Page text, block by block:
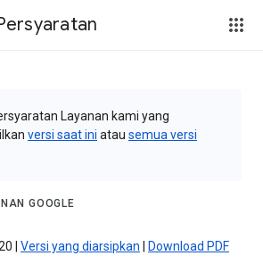
Layanan kami yang
versi saat ini atau semua versi
GOOGLE
| Versi yang diarsipkan Download PDF